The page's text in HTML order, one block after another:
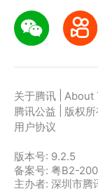
关于腾讯 About
腾讯公益
版权
用户协议
版本号: 9.2.5
备案号: 粤B2-
主办者: 深圳市腾